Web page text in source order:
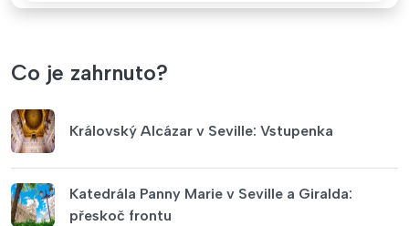
Co je zahrnuto?
Královský Alcázar v Seville: Vstupenka
Katedrála Panny Marie v Seville a Giralda:
přeskoč frontu